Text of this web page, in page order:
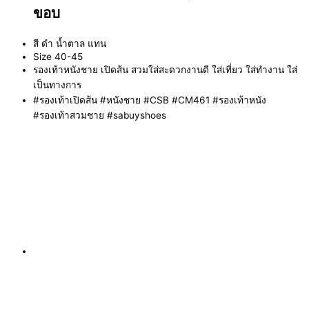
ขอบ
สี ดำ น้ำตาล แทน
Size 40-45
รองเท้าหนังชาย เปิดส้น สวมใส่สะดวกงานดี ใส่เที่ยว ใส่ทำงาน ใส่
เป็นทางการ
#รองเท้าเปิดส้น #หนังชาย #CSB #CM461 #รองเท้าหนัง
#รองเท้าสวมชาย #sabuyshoes